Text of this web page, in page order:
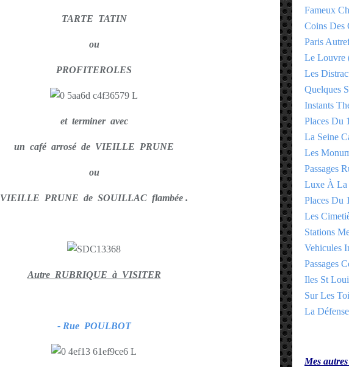
TARTE TATIN
ou
PROFITEROLES
et terminer avec
un café arrosé de VIEILLE PRUNE
ou
VIEILLE PRUNE de SOUILLAC flambée .
Autre RUBRIQUE à VISITER
- Rue POULBOT
Fameux
Coins Des
Paris
Le Louvre
Les
Quelques
Instants
Places Du
La Seine
Les
Passages
Luxe À La
Places Du
Les
Stations
Vehicules
Passages
Iles St
Sur Les
La Défense
Mes autres